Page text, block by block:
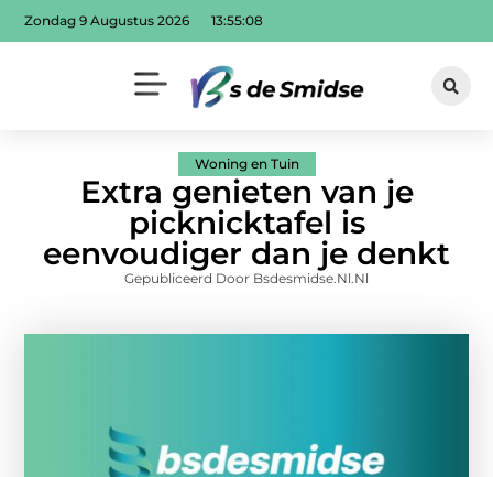
Zondag 9 Augustus 2026 13:55:10
Woning en Tuin
Extra genieten van je
picknicktafel is
eenvoudiger dan je denkt
Gepubliceerd Door Bsdesmidse.nl.nl